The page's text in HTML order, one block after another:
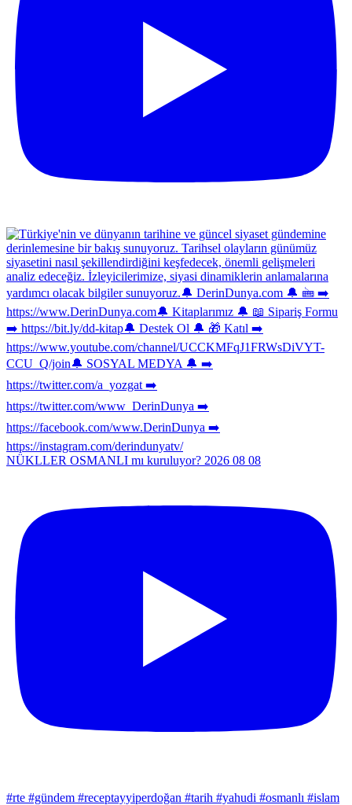
NÜKLLER OSMANLI mı kuruluyor? 2026 08 08
#rte #gündem #receptayyiperdoğan #tarih #yahudi #osmanlı #islam